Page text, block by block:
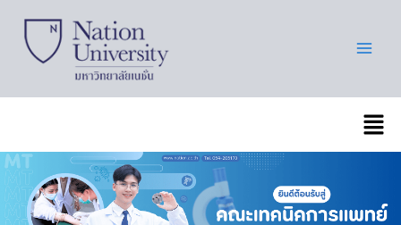
content
เมนู